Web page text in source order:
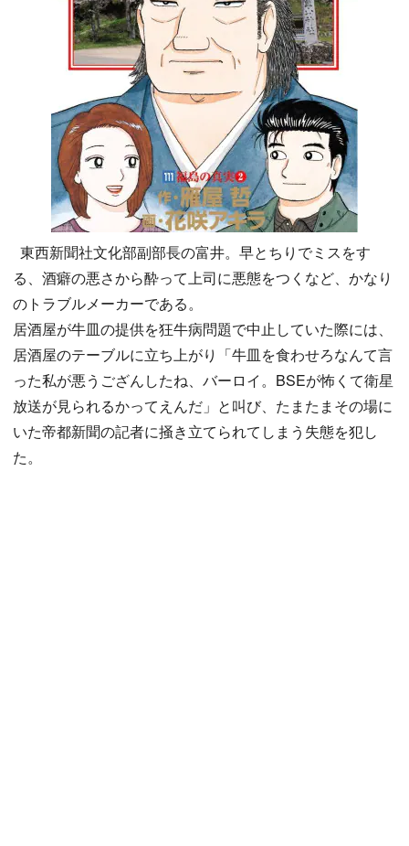
東西新聞社文化部副部長の富井。早とちりでミスをす
る、酒癖の悪さから酔って上司に悪態をつくなど、かなり
のトラブルメーカーである。
居酒屋が牛皿の提供を狂牛病問題で中止していた際には、
居酒屋のテーブルに立ち上がり「牛皿を食わせろなんて言
った私が悪うござんしたね、バーロイ。BSEが怖くて衛星
放送が見られるかってえんだ」と叫び、たまたまその場に
いた帝都新聞の記者に掻き立てられてしまう失態を犯し
た。